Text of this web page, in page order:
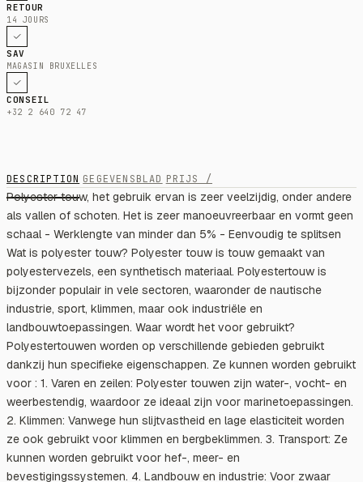
RETOUR
14 JOURS
SAV
MAGASIN BRUXELLES
CONSEIL
+32 2 640 72 47
DESCRIPTION GEGEVENSBLAD PRIJS /
Polyester touw, het gebruik ervan is zeer veelzijdig, onder andere
als vallen of schoten. Het is zeer manoeuvreerbaar en vormt geen
schaal - Werklengte van minder dan 5% - Eenvoudig te splitsen
Wat is polyester touw? Polyester touw is touw gemaakt van
polyestervezels, een synthetisch materiaal. Polyestertouw is
bijzonder populair in vele sectoren, waaronder de nautische
industrie, sport, klimmen, maar ook industriële en
landbouwtoepassingen. Waar wordt het voor gebruikt?
Polyestertouwen worden op verschillende gebieden gebruikt
dankzij hun specifieke eigenschappen. Ze kunnen worden gebruikt
voor : 1. Varen en zeilen: Polyester touwen zijn water-, vocht- en
weerbestendig, waardoor ze ideaal zijn voor marinetoepassingen.
2. Klimmen: Vanwege hun slijtvastheid en lage elasticiteit worden
ze ook gebruikt voor klimmen en bergbeklimmen. 3. Transport: Ze
kunnen worden gebruikt voor hef-, meer- en
bevestigingssystemen. 4. Landbouw en industrie: Voor zwaar